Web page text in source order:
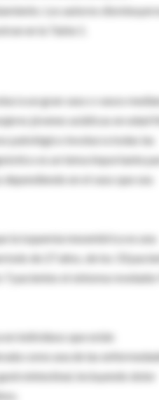
Los autores
en la Tabla 1.
un gran vaso o vasos
jóvenes asiáticas en edad
patológico involucra todas las
es un tema importante
en el vaso que sea
la isquemia mesentérica es una
de 27 años, de los 33
7 pacientes el síntoma
individuos que están
como una de las
incluyendo dolor